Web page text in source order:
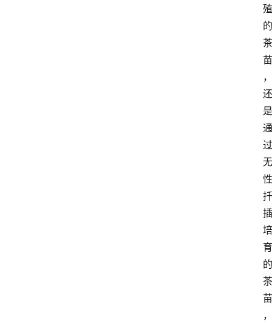
殖
的
茶
苗
，
还
是
通
过
无
性
扦
插
培
育
的
茶
苗
，